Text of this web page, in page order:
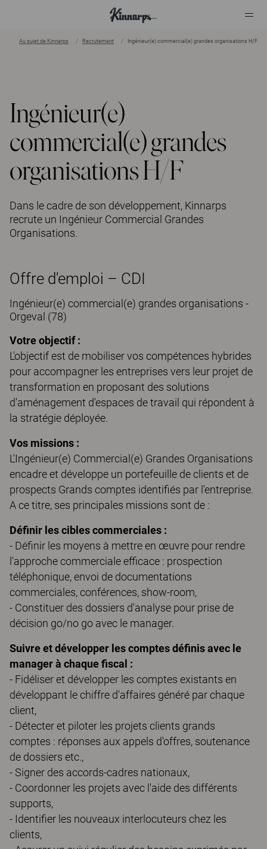
Au sujet de Kinnarps Recrutement Ingénieur(e) commercial(e) grandes organisations H/F
Ingénieur(e)
commercial(e) grandes
organisations H/F
Dans le cadre de son développement, Kinnarps
recrute un Ingénieur Commercial Grandes
Organisations.
Offre d'emploi – CDI
Ingénieur(e) commercial(e) grandes organisations -
Orgeval (78)
Votre objectif :
L'objectif est de mobiliser vos compétences hybrides
pour accompagner les entreprises vers leur projet de
transformation en proposant des solutions
d'aménagement d'espaces de travail qui répondent à
la stratégie déployée.
Vos missions :
L'Ingénieur(e) Commercial(e) Grandes Organisations
encadre et développe un portefeuille de clients et de
prospects Grands comptes identifiés par l'entreprise.
A ce titre, ses principales missions sont de :
Définir les cibles commerciales :
- Définir les moyens à mettre en œuvre pour rendre
l'approche commerciale efficace : prospection
téléphonique, envoi de documentations
commerciales, conférences, show-room,
- Constituer des dossiers d'analyse pour prise de
décision go/no go avec le manager.
Suivre et développer les comptes définis avec le
manager à chaque fiscal :
- Fidéliser et développer les comptes existants en
développant le chiffre d'affaires généré par chaque
client,
- Détecter et piloter les projets clients grands
comptes : réponses aux appels d'offres, soutenance
de dossiers etc.,
- Signer des accords-cadres nationaux,
- Coordonner les projets avec l'aide des différents
supports,
- Identifier les nouveaux interlocuteurs chez les
clients,